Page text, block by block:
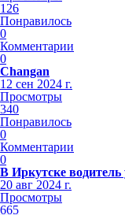
126
Понравилось
0
Комментарии
0
Changan
12 сен 2024 г.
Просмотры
340
Понравилось
0
Комментарии
0
В Иркутске
20 авг 2024 г.
Просмотры
665